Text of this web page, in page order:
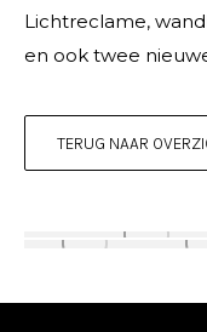
Lichtreclame,
en ook twee
TERUG NAAR